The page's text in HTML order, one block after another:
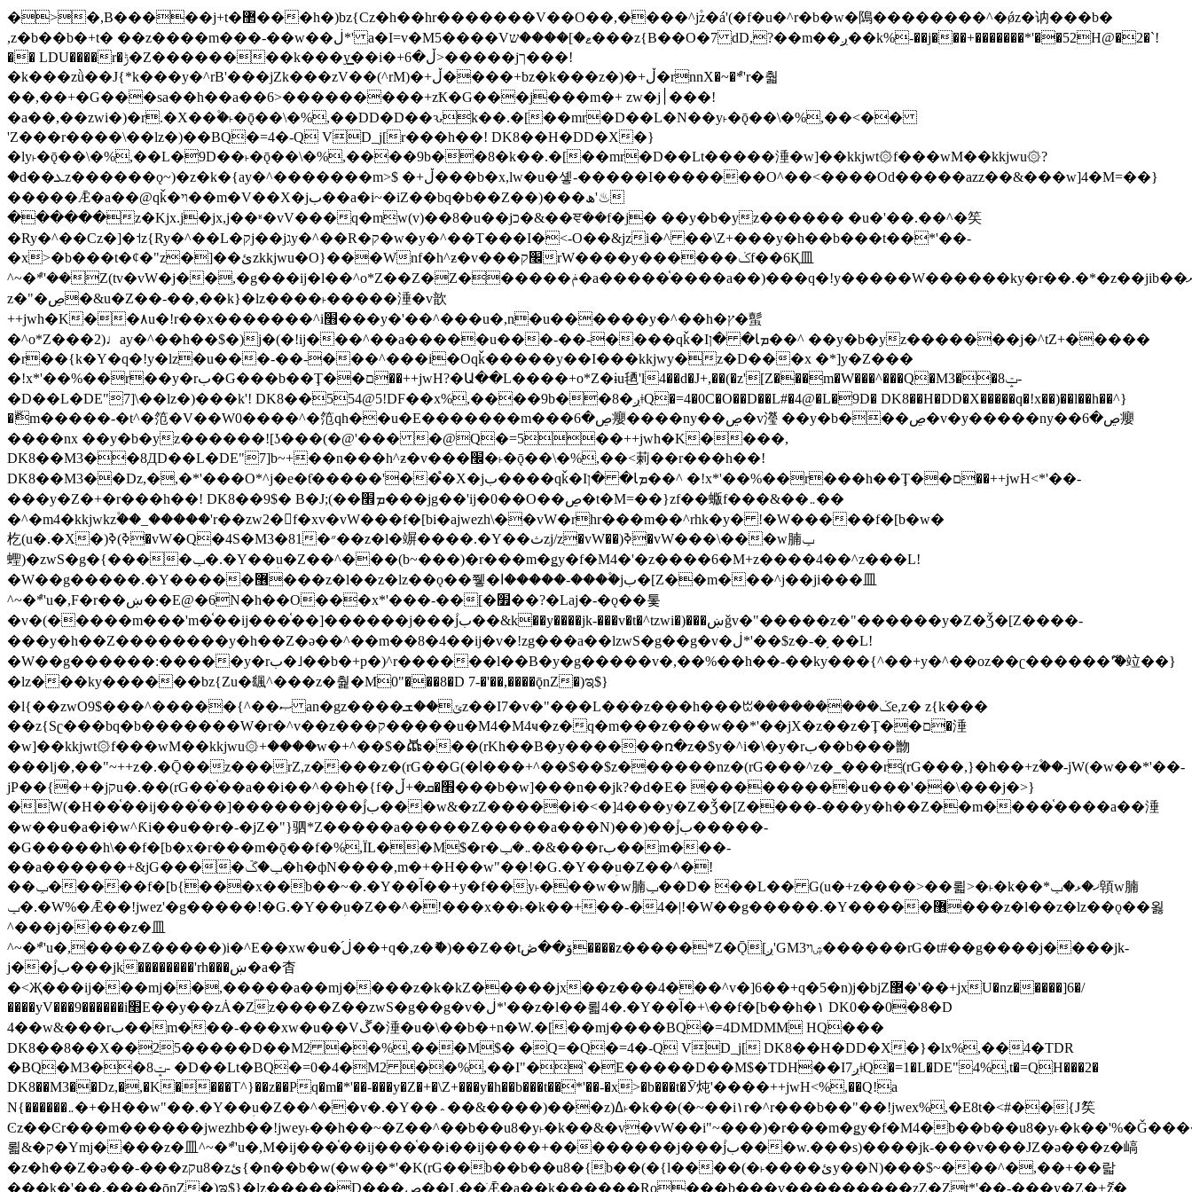
�>�,B�����j+t�޲���h�)bz{Cz�h��hr�������V��O��,����^j۫z�á'(�f�u�^r�b�w�隝��������^�ǿz�讷���b�
,z�b��b�+t� ��z����m���-��w��ڶ*' a�I=v�M5����Vޱ�]����ש���z{B��O�7 dD,?��m��ږ��k%-��j���+�������*'��52H@�2�`!
�� LDU����r�ݱ�Z��������k���y͇��i�+ڵ�6>�����jך���!
�k���zǜ��J{*k���y�^rB'���jZk���zV��(^rM)�+ڵ����+bz�k���z�)�+ڵ�rnnX�~�ܶ*'r�춻
��,��+�G���sa��h��a��6>���������+zҞ�G���j���m�+ zw�j׀���!
�a��,��zwi�)�r.�X��۫�˫�ǭ��\�%,��DD�D��ԅk��.�[��mr�D��L�N��y˫�ǭ��\�%,��<��
'Z���r����\��lz�)��BQ�=4�-Q VD_j[r���h��! DK8��H�DD�X�}
�ly˫�ǭ��\�%,��L�9D��˫�ǭ��\�%,����9b��8�k��.�[��mr�D��Lt�����涶�w]��kkjwt۞f���wM��kkjwu۞?
�d��ܥz������ǫ~)�z�k�{ay�^�������m>$ �+ڵ���b�x,lw�u�솋-�����I�������O^��<����Od�����azz��&���w]4�M=��}
�����Ǣ�a��@qǩ�ױ��m�V��X�jب��a�i~�iZ��bq�b��Z��)���ھ'♨
������z�Kjx.j�jx,j��ʶ�vV���q�mw(v)��8�u��jכ�&��ਞ��f�j� ��y�b�yz������ �u�'��.��^�笶
�Ry�^��Cz�]�˦z{Ry�^��L�קj��jגy�^��R�ק�w�y�^��T���I�<-O��&jzi�^ ��\Z+���y�h��b���t��*'��-
�x>�b���t�¢�"z�]��ئzkkjwu�O}���Wnf�h^ƶ�v���׬קrW����y������ݢf��6Қ⽫
^~�ܶ*'��Z(tv�vW�j��,�g���ij�l��^o*Z��Z�Z������ݥ�a�����֫����a��)���q�!y�����W������ky�r��.�*�z��jib��ނ+-
z�"�ڝ�&u�Z��-��,��k}�lz����˫�����涶�v歆
++jwh�K��٨u�!r��x�������^i׫���y�'��^���u�,n�u������y�^��h�ץ�蟚
�^o*Z���2)♩ay�^��h��$�)j�(�!ij���^��a�����u���-��-����qǩ�Iܡا� �ן��^ ��y�b�yz�������j�^tZ+�����
�r��{k�Y�q�!y�lz�u���-��-���^���i�Oqǩ�����y��I���kkjwy�z�D���x �*]y�Z���
�!x*'��%��r��y�rب�G���b��Ţ��ם��++jwH?�Ա��L����+o*Z�ɨu毢'l4��d�J+,��(�z'[Z���m�W���^���Q�M3��8ݓ-
�D��L�DE"7]\��lz�)���k'! DK8��554@5!DF��x%,����9b��8�ږǂQ�=4�0C�O��D��L#�4@�L�9D� DK8��H�DD�X�����q�!x��)��l��h��^}
�ޮm�����-�t^�笵�V��W0����^�笵qh��u�E�������m���ڝ�6癭����ny��ڝ�v瀅 ��y�b���ڝ�v�y�����ny��ڝ�6癭
����nx ��y�b�yz������![ʖ���(�@'��� �@Q�=5��++jwh�K����,
DK8��M3��8ДD��L�DE"7]b~+��n���h^ƶ�v���׬�˫�ǭ��\�%,��<䓶��r���h��!
DK8��M3��Dz,�,�*'���O*^j�e�ƭ�����'��֩�X�jب����qǩ�Iܡا� �ן��^ �!x*'��%��r���h��Ţ��ם��++jwH<*'��-
���y�Z�+�r���h��! DK8��9$� B�J;(��ܡ׮���jg��'ij�0��O��ڝ�t�M=��}zf��蝂f���&��܅��
�^�m4�kkjwkz۫��_�����'r��zw2�f�xv�vW���f�[bi�ajwezh\��vW�rhr���m��^rhk�y� !�W�����f�[b�w�
杚(u�.�X�)ߢ)ߢ�vW�Q�4S�M3�81�״��z�l�竮����.�Y��ثzj/z�vW��)ߢ�vW���\���w腩ݕ
蟶)�zwS�g�{����ݕ�.�Y��ؚu�Z��^���(b~���)�r���m�ǥy�f�M4�'�z����6�M+z����4��^z���L!
�W��g�����.�Y��؜���޶���z�l��z�lz��ǫ��쮛�ا�����-����۫jب�[Z��m���^j��ji���⽫
^~�ܶ*'u�,F�r��ښ��E@�6N�h��O���x*'���-��[�׿��?�Laj�-�ǫ��톷
�v�(�����m���'m�֫��ij���֫��]������j���۫jب��&k��y����jk-���v�t�^tzwi�)���ښǧv�"�����z�"������y�Z�Ǯ�[Z����-
���y�h��Z��������y�h��Z�ǝ��^��m��8�4��ij�v�!zg���a��lzwS�g��g�v�ڶ*'��$z�-�֥ ��L!
�W��g������:�����y�rب�˩��b�+p�)^r������l��B�y�g�����v�,��%��h��-��ky���{^��+y�^��oz��ʗ������ޮ'�竝��}
�lz���ky������bz{Zu�颻^���z�춽�M0"���8�D 7-�'��,����ǭnZ�)ಇ$}
�l{��zwO9$���^�����{^��ޞ an�gz����ݶ��ܫz��I7�v�"���L��ֹ�z���h���ꔱ���������ݢe,z� z{k���
��z{Sʗ���bq�b��� ����W�r�^v��z���ק�����u�M4�M4ҹ�z�q�m���z���w��*'��jX�z��z�Ţ��ם�涶
�w]��kkjwt۞f���wM��kkjwu۞+����w�+^��$�ꬡ���(rKh��B�y������ռ�z�$y�^i�\�y�rب��b���朆
���lj�,��"~++z�.�Ǭ��z���rZ,z����z�(rG��G(�ا���+^��$��$z������nz�(rG���^z�_���r(rG���,}�h��+z۫��-jW(�w��*'��-
jP��{�+�jקu�.��(rG��֫��a��i��^��h�{f�׫�ܩ�+ڵ���b�w]���n��jk?�d�E� ���������u���'��\���j�>}
�W(�H��֫��ij���֫��]������j���۫jب���w&�zZ�����i�<�]4���y�Z�Ǯ�[Z����-���y�h��Z��m����֫����a��涶
�w��u�a�i�w^Ƙi��u��r�-�jZ�"}驷*Z�����a�����Z�����a���N)��)��۫jب�����-
�G�����h\��f�[b�x�r���m�ǭ��f�%,ÏL��M$�r�܅�ݕ�&���rب��m���-
��a������+&jG����ݕ�ڱ�h�фN����,m�+�H��w"��!�G.�Y��ؚu�Z��^�!
��ݕ�����f�[b{���x��b��~�.�Y��آ��+y�f��y˫���w�w腩ݕ��D� ��L�� G(u�+z����>��뢻>�˫�k��*ޚ�ޅ�ݕ顊w腩
ݕ�.�W%�Ǣ��!jwez'�g�����!�G.�Y��ؚu�Z��^�!���x��˫�k��+��-�4�|!�W��g�����.�Y��؜���޶���z�l��z�lz��ǫ��욇
^���j����z�⽫
^~�ܶ*'u�,����Z�����)i�^E��xw�u�ڶ֜��+q�,z�ޮ�)��Z��tۆ��ڞ����z�����*Z�Ǭ[ږ'GM3ۺױ������rG�t#��g����j����jk-
j��۫jب���jk��������'rh���ښ�a�杳
�<Җ���ij���mj��,�����a��mj����z�k�kZ�����jx��z���4���^v�]6��+q�5�n)j�bjZ޲�'��+jxU�nz�����]6�/
����yV���9������i׫E��y��zȦ�Zz����Z��zwS�g��g�v�ڶ*'��z�l��뢻4�.�Y��آ�+\��f�[b��h�١ DK0��0�8�D
4��w&���rب��m���-���xw�u��Vڱ�涶�u�\��b�+n�W.�[��mj����BQ�=4DMDMM HQ���
DK8��8��X��25�����D��M2 ��%,���M$� �Q=�Q�=4�-Q VD_j[ DK8��H�DD�X�}�lx%,��4�TDR
�BQ�M3��8ݓ- �D��Lt�BQ�=0�4�M2 ��%,��I"�`�E�����D��M$�TDH��I7ږǂQ�=1�L�DE"4%,t�=QH���2�
DK8��M3��Dz,�,�K����T^}��z��Pq�m�*'��-���y�Z�+�\Z+���y�h��b���t��*'��-�x>�b���t�Ӯ炖'����++jwH<%,��Q!a
N{������܅�+�H��w"��.�Y��ؚu�Z��^��v�.�Y��؞��&����)���z)ߡ˫�k��(�~��i١r�^r���b��"��!jwex%,�E8t�<#��{Jު笶
뢻&�ק�Ymj����z�⽫^~�ܶ*'u�,M�ij���֫��ij���֫��i��ij����+��������j���۫jب���w.���s)����jk-���v���JZ�ǝ���z�嵪
�z�h��Z�ǝ��-���zקu8�zئ{�n��b�w(�w��*'�K(rG��b��b��u8�{b��(�{l����(�˫����ئy��N)���$~���^�,��+��랇
���k�'��,����ǭnZ�)ಇ$}�lz�����D���ڝ��L��ֹǢ�a��k������Rǫ���b���v���������zZ�Zt*'��-���y�Z�+ޮz�